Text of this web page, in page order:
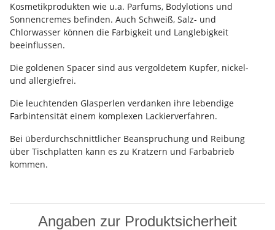
Kosmetikprodukten wie u.a. Parfums, Bodylotions und
Sonnencremes befinden. Auch Schweiß, Salz- und
Chlorwasser können die Farbigkeit und Langlebigkeit
beeinflussen.
Die goldenen Spacer sind aus vergoldetem Kupfer, nickel-
und allergiefrei.
Die leuchtenden Glasperlen verdanken ihre lebendige
Farbintensität einem komplexen Lackierverfahren.
Bei überdurchschnittlicher Beanspruchung und Reibung
über Tischplatten kann es zu Kratzern und Farbabrieb
kommen.
Angaben zur Produktsicherheit